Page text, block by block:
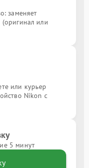
заменяет
или
или курьер
Nikon с
5 минут